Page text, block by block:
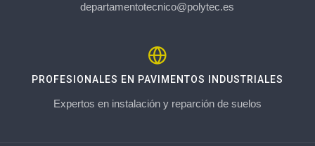
departamentotecnico@polytec.es
PROFESIONALES EN PAVIMENTOS INDUSTRIALES
Expertos en instalación y reparción de suelos